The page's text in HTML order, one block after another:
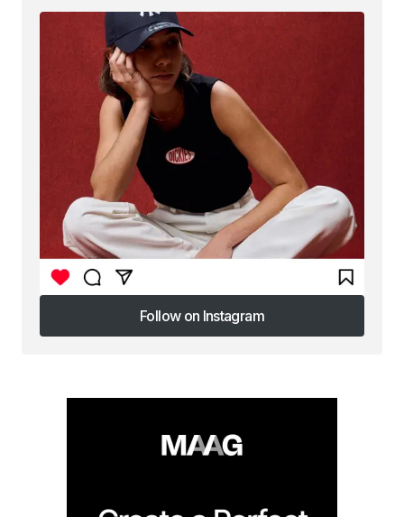
Follow on Instagram
Follow on Instagram